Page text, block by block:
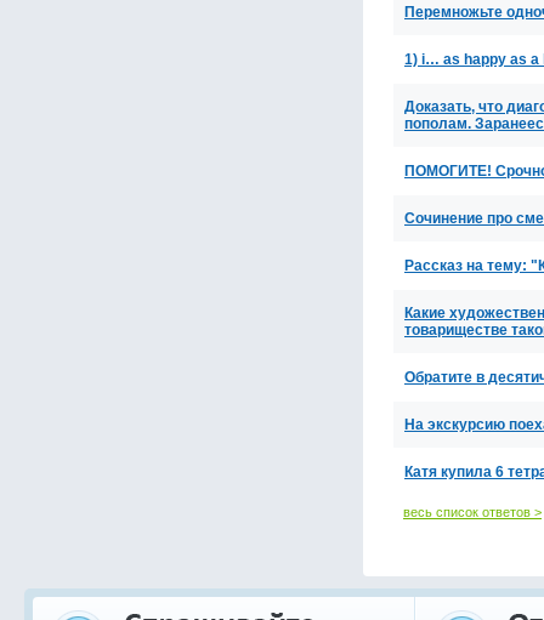
Перемножьте
1) i… as happy as a
Доказать, что
пополам.
ПОМОГИТЕ!
Сочинение про
Рассказ на
Какие
товариществе
Обратите в
На экскурсию
Катя купила 6
весь список ответов >